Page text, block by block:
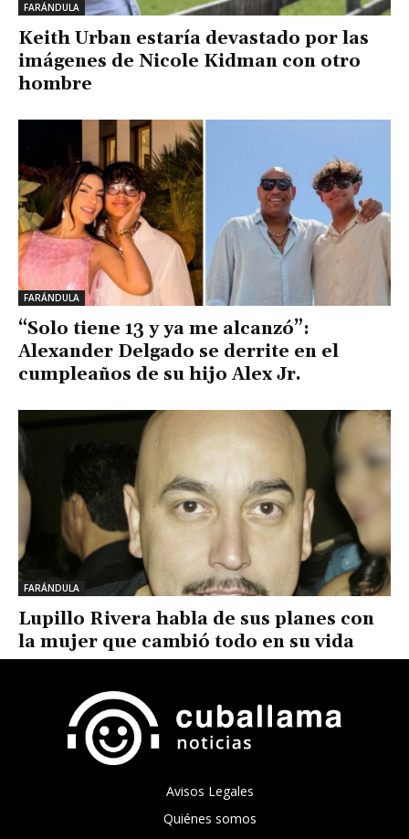
FARÁNDULA
Keith Urban estaría devastado por las
imágenes de Nicole Kidman con otro
hombre
FARÁNDULA
“Solo tiene 13 y ya me alcanzó”:
Alexander Delgado se derrite en el
cumpleaños de su hijo Alex Jr.
FARÁNDULA
Lupillo Rivera habla de sus planes con
la mujer que cambió todo en su vida
Avisos Legales
Quiénes somos